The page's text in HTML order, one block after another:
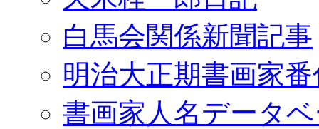
白馬会関係新聞記事
明治大正期書画家
書画家人名データ